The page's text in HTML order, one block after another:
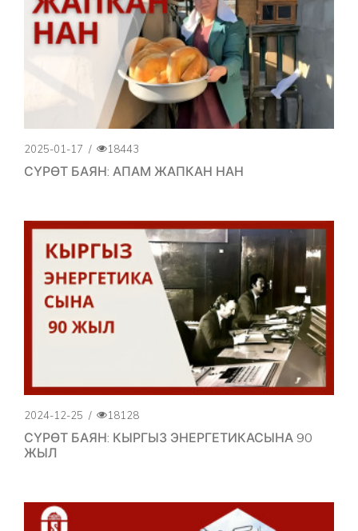
2025-01-17 / 18443
СҮРӨТ БАЯН: АПАМ ЖАПКАН НАН
2024-12-25 / 18128
СҮРӨТ БАЯН: КЫРГЫЗ ЭНЕРГЕТИКАСЫНА 90
ЖЫЛ